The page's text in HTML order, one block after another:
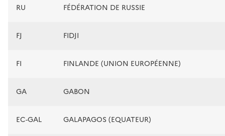
RU FÉDÉRATION DE RUSSIE
FJ FIDJI
FI FINLANDE (UNION EUROPÉENNE)
GA GABON
EC-GAL GALAPAGOS (EQUATEUR)